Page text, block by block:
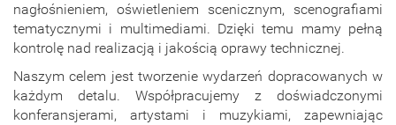
nagłośnieniem, oświetleniem scenicznym, scenografiami
tematycznymi i multimediami. Dzięki temu mamy pełną
kontrolę nad realizacją i jakością oprawy technicznej.
Naszym celem jest tworzenie wydarzeń dopracowanych w
każdym detalu. Współpracujemy z doświadczonymi
konferansjerami, artystami i muzykiami, zapewniając